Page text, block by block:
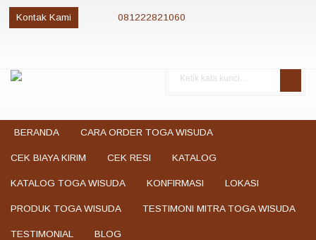
Kontak Kami 081222821060
BERANDA
CARA ORDER TOGA WISUDA
CEK BIAYA KIRIM CEK RESI KATALOG
KATALOG TOGA WISUDA KONFIRMASI LOKASI
PRODUK TOGA WISUDA TESTIMONI MITRA TOGA WISUDA
TESTIMONIAL BLOG